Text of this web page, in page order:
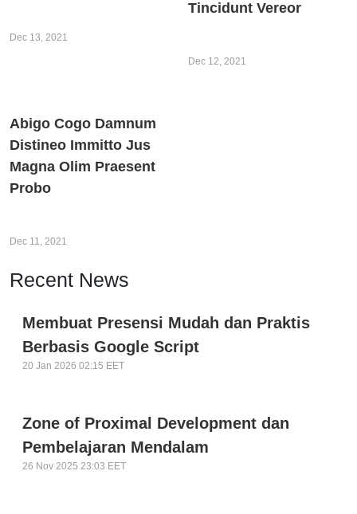
Dec 13, 2021
Tincidunt Vereor
Dec 12, 2021
Abigo Cogo Damnum
Distineo Immitto Jus
Magna Olim Praesent
Probo
Dec 11, 2021
Recent News
Membuat Presensi Mudah dan Praktis
Berbasis Google Script
20 Jan 2026 02:15 EET
Zone of Proximal Development dan
Pembelajaran Mendalam
26 Nov 2025 23:03 EET